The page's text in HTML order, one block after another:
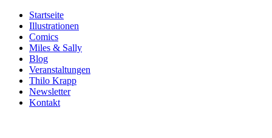
Startseite
Illustrationen
Comics
Miles & Sally
Blog
Veranstaltungen
Thilo Krapp
Newsletter
Kontakt